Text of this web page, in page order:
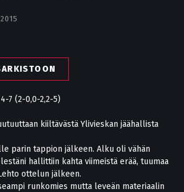
7 (2-0,0-2,2-5)
kiiltävästä Ylivieskan jäähallista
parin tappion jälkeen. Alku oli vähän
hallittiin kahta viimeistä erää, tuumaa
ottelun jälkeen.
runkomies mutta leveän materiaalin